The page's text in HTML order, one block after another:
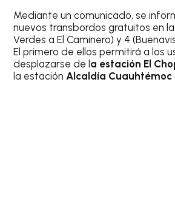
Mediante un comunicado, se
nuevos transbordos gratuitos en
Verdes a El Caminero) y 4
El primero de ellos permitirá a los
desplazarse de l a estación El
la estación Alcaldía Cuauhtémoc